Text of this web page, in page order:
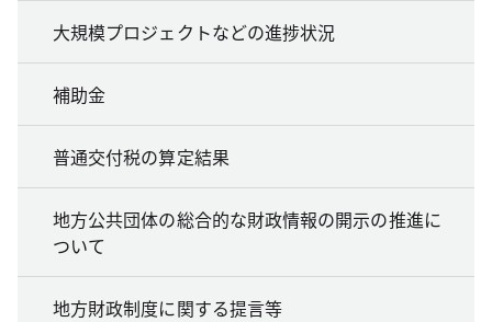
大規模プロジェクトなどの進捗状況
補助金
普通交付税の算定結果
地方公共団体の総合的な財政情報の開示の推進に
ついて
地方財政制度に関する提言等